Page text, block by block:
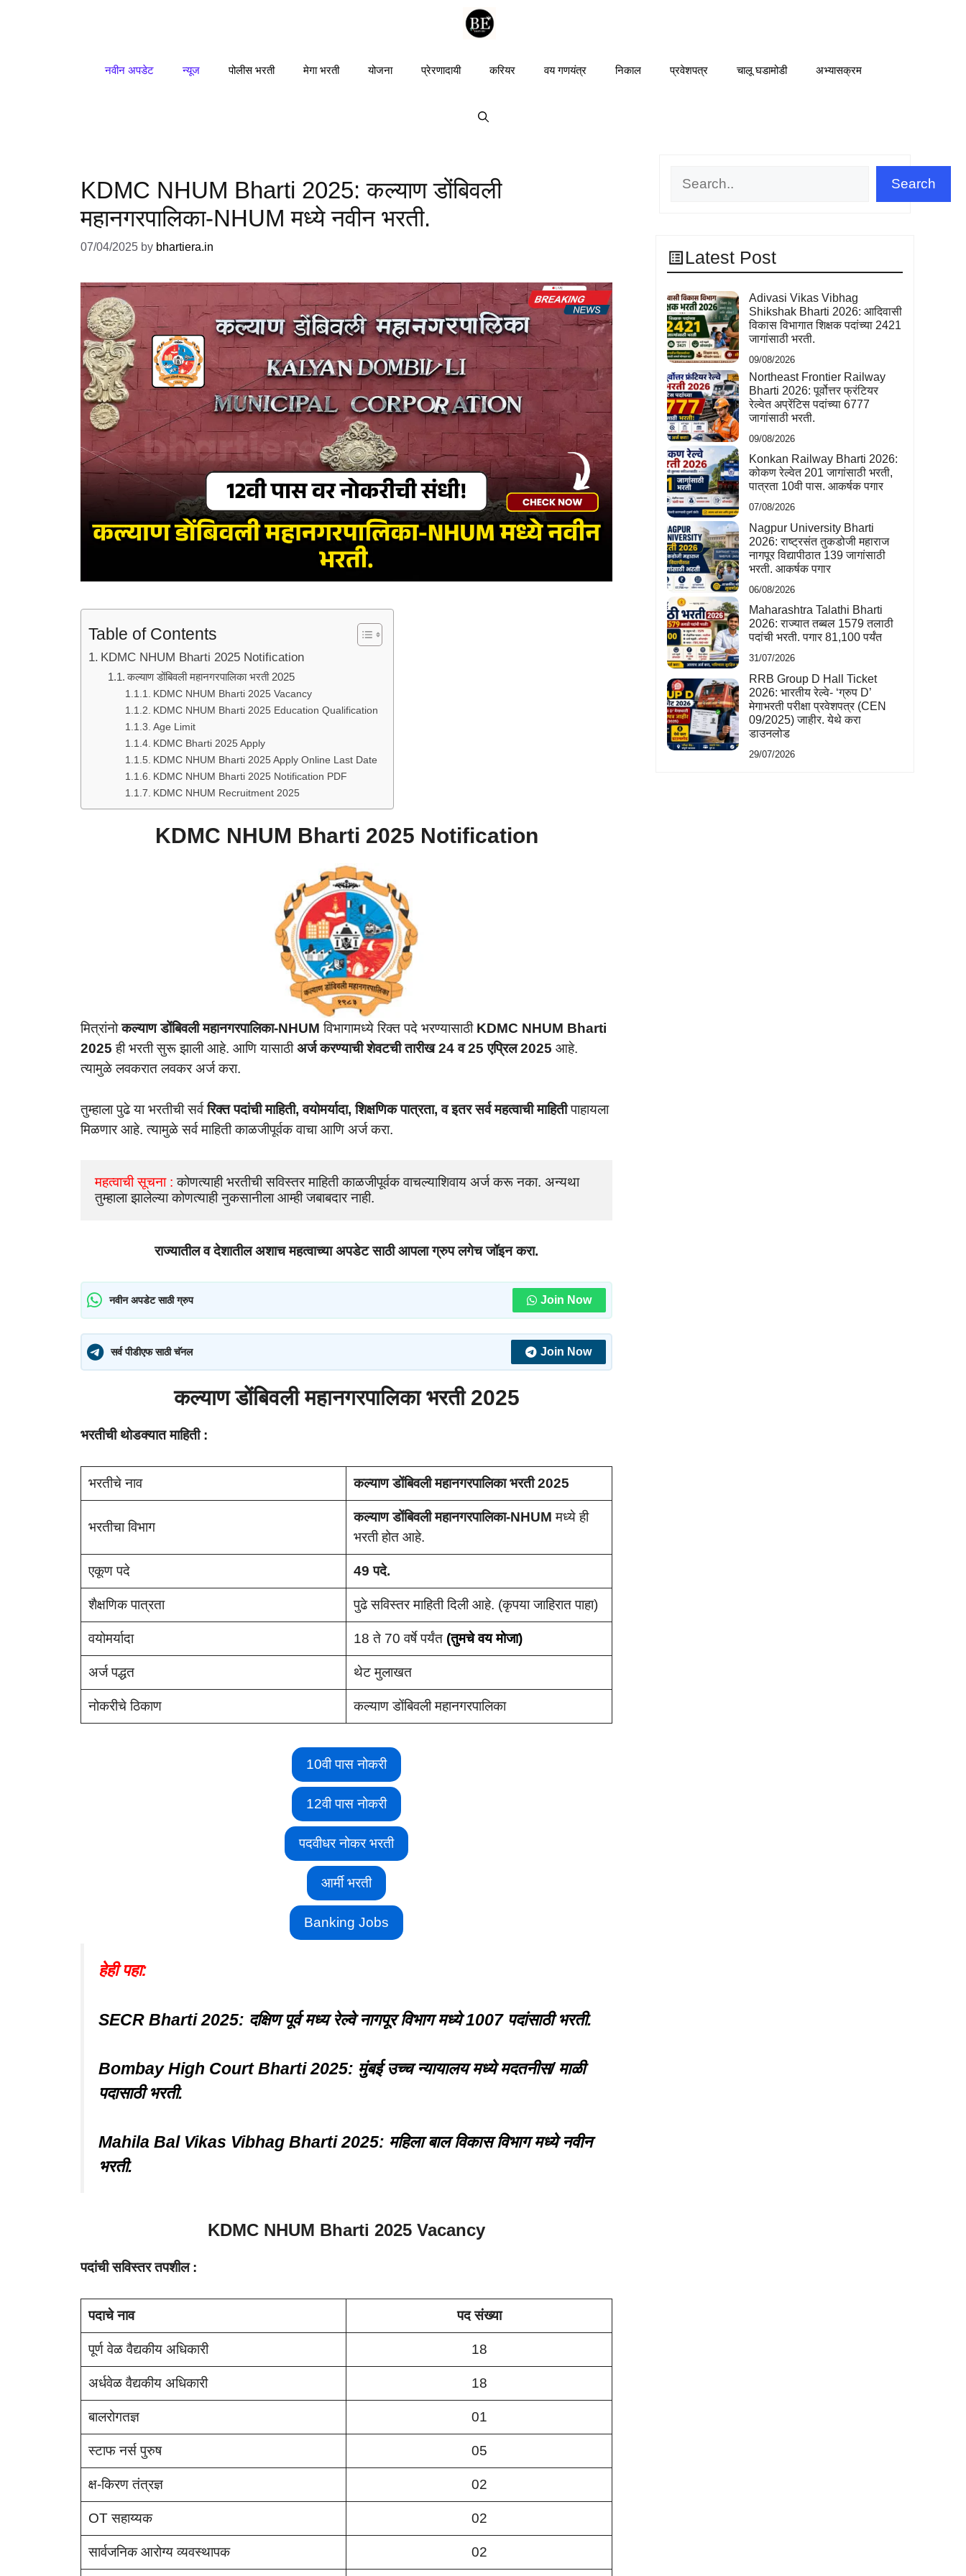
नवीन अपडेट न्यूज पोलीस भरती मेगा भरती योजना प्रेरणादायी करियर वय गणयंत्र निकाल प्रवेशपत्र चालू घडामोडी अभ्यासक्रम
KDMC NHUM Bharti 2025: कल्याण डोंबिवली
महानगरपालिका-NHUM मध्ये नवीन भरती.
07/04/2025 by bhartiera.in
Table of Contents
KDMC NHUM Bharti 2025 Notification
कल्याण डोंबिवली महानगरपालिका भरती 2025
KDMC NHUM Bharti 2025 Vacancy
KDMC NHUM Bharti 2025 Education Qualification
Age Limit
KDMC Bharti 2025 Apply
KDMC NHUM Bharti 2025 Apply Online Last Date
KDMC NHUM Bharti 2025 Notification PDF
KDMC NHUM Recruitment 2025
KDMC NHUM Bharti 2025 Notification
मित्रांनोकल्याण डोंबिवली महानगरपालिका-NHUM विभागामध्ये रिक्त पदे भरण्यासाठी KDMC NHUM Bharti
2025 ही भरती सुरू झाली आहे. आणि यासाठीअर्ज करण्याची शेवटची तारीख 24 व 25 एप्रिल 2025 आहे.
त्यामुळे लवकरात लवकर अर्ज करा.
तुम्हाला पुढे या भरतीची सर्वरिक्त पदांची माहिती, वयोमर्यादा, शिक्षणिक पात्रता, व इतर सर्व महत्वाची माहितीपाहायला
मिळणार आहे. त्यामुळे सर्व माहिती काळजीपूर्वक वाचा आणि अर्ज करा.
महत्वाची सूचना : कोणत्याही भरतीची सविस्तर माहिती काळजीपूर्वक वाचल्याशिवाय अर्ज करू नका. अन्यथा
तुम्हाला झालेल्या कोणत्याही नुकसानीला आम्ही जबाबदार नाही.
राज्यातील व देशातील अशाच महत्वाच्या अपडेट साठी आपला ग्रुप लगेच जॉइन करा.
नवीन अपडेट साठी ग्रुप Join Now
सर्व पीडीएफ साठी चॅनल Join Now
कल्याण डोंबिवली महानगरपालिका भरती 2025
भरतीची थोडक्यात माहिती :
भरतीचे नाव कल्याण डोंबिवली महानगरपालिका भरती 2025
भरतीचा विभाग
कल्याण डोंबिवली महानगरपालिका-NHUM मध्ये ही
भरती होत आहे.
एकूण पदे 49 पदे.
शैक्षणिक पात्रता पुढे सविस्तर माहिती दिली आहे. (कृपया जाहिरात पाहा)
वयोमर्यादा 18 ते 70 वर्षे पर्यंत (तुमचे वय मोजा)
अर्ज पद्धत थेट मुलाखत
नोकरीचे ठिकाण कल्याण डोंबिवली महानगरपालिका
10वी पास नोकरी
12वी पास नोकरी
पदवीधर नोकर भरती
आर्मी भरती
Banking Jobs
हेही पहा:
SECR Bharti 2025: दक्षिण पूर्व मध्य रेल्वे नागपूर विभाग मध्ये 1007 पदांसाठी भरती.
Bombay High Court Bharti 2025: मुंबई उच्च न्यायालय मध्ये मदतनीस/ माळी
पदासाठी भरती.
Mahila Bal Vikas Vibhag Bharti 2025: महिला बाल विकास विभाग मध्ये नवीन
भरती.
KDMC NHUM Bharti 2025 Vacancy
पदांची सविस्तर तपशील :
पदाचे नाव पद संख्या
पूर्ण वेळ वैद्यकीय अधिकारी 18
अर्धवेळ वैद्यकीय अधिकारी 18
बालरोगतज्ञ 01
स्टाफ नर्स पुरुष 05
क्ष-किरण तंत्रज्ञ 02
OT सहाय्यक 02
सार्वजनिक आरोग्य व्यवस्थापक 02
Search
Latest Post
Adivasi Vikas Vibhag
Shikshak Bharti 2026: आदिवासी
विकास विभागात शिक्षक पदांच्या 2421
जागांसाठी भरती.
09/08/2026
Northeast Frontier Railway
Bharti 2026: पूर्वोत्तर फ्रंटियर
रेल्वेत अप्रेंटिस पदांच्या 6777
जागांसाठी भरती.
09/08/2026
Konkan Railway Bharti 2026:
कोकण रेल्वेत 201 जागांसाठी भरती,
पात्रता 10वी पास. आकर्षक पगार
07/08/2026
Nagpur University Bharti
2026: राष्ट्रसंत तुकडोजी महाराज
नागपूर विद्यापीठात 139 जागांसाठी
भरती. आकर्षक पगार
06/08/2026
Maharashtra Talathi Bharti
2026: राज्यात तब्बल 1579 तलाठी
पदांची भरती. पगार 81,100 पर्यंत
31/07/2026
RRB Group D Hall Ticket
2026: भारतीय रेल्वे- ‘ग्रुप D’
मेगाभरती परीक्षा प्रवेशपत्र (CEN
09/2025) जाहीर. येथे करा
डाउनलोड
29/07/2026